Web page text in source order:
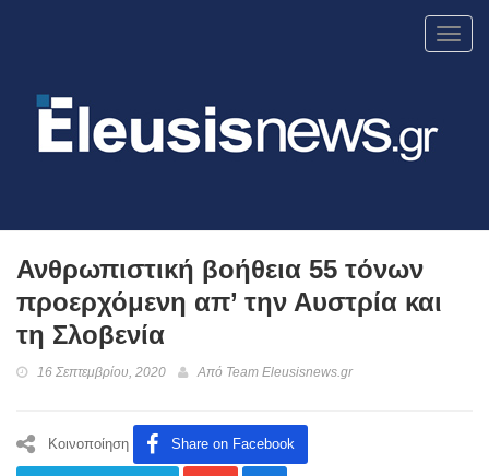
Ανθρωπιστική βοήθεια 55 τόνων
προερχόμενη απ’ την Αυστρία και
τη Σλοβενία
16 Σεπτεμβρίου, 2020 Από Team Eleusisnews.gr
Κοινοποίηση Share on Facebook